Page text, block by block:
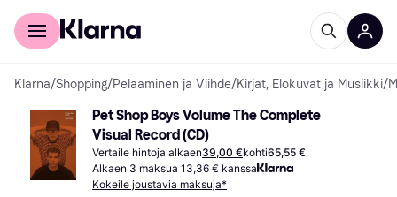
Kuluttajille
Klarna/Shopping/Pelaaminen ja Viihde/Kirjat, Elokuvat ja Musiikki/
Pet Shop Boys Volume The Complete
Visual Record (CD)
Vertaile hintoja alkaen39,00 €kohti65,55 €
Alkaen 3 maksua 13,36 € kanssa
Kokeile joustavia maksuja*